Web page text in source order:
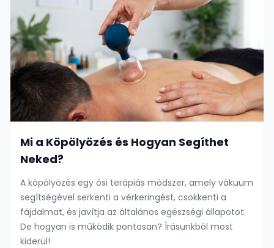
Mi a Köpölyözés és Hogyan Segíthet
Neked?
A köpölyözés egy ősi terápiás módszer, amely vákuum
segítségével serkenti a vérkeringést, csökkenti a
fájdalmat, és javítja az általános egészségi állapotot.
De hogyan is működik pontosan? Írásunkból most
kiderül!